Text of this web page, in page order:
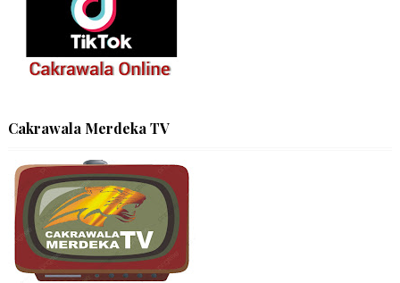
Cakrawala Merdeka TV